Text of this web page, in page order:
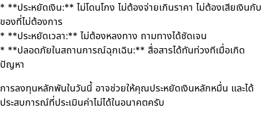
* **ประหยัดเงิน:** ไม่โดนโกง ไม่ต้องจ่ายเกินราคา ไม่ต้องเสียเงินกับ
ของที่ไม่ต้องการ
* **ประหยัดเวลา:** ไม่ต้องหลงทาง ถามทางได้ชัดเจน
* **ปลอดภัยในสถานการณ์ฉุกเฉิน:** สื่อสารได้ทันท่วงทีเมื่อเกิด
ปัญหา
การลงทุนหลักพันในวันนี้ อาจช่วยให้คุณประหยัดเงินหลักหมื่น และได้
ประสบการณ์ที่ประเมินค่าไม่ได้ในอนาคตครับ